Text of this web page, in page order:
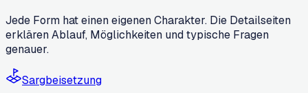
Jede Form hat einen eigenen Charakter. Die Detailseiten
erklären Ablauf, Möglichkeiten und typische Fragen
genauer.
Sargbeisetzung